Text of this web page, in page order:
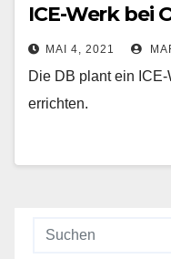
ICE-Werk bei
MAI 4, 2021
Die DB plant ein
errichten.